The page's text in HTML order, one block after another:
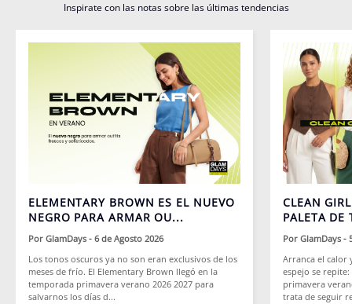
Inspirate con las notas sobre las últimas tendencias
ELEMENTARY BROWN ES EL NUEVO
NEGRO PARA ARMAR OU...
Por GlamDays - 6 de Agosto 2026
Los tonos oscuros ya no son eran exclusivos de los
meses de frío. El Elementary Brown llegó en la
temporada primavera verano 2026 2027 para
salvarnos los días d...
CLEAN
PALETA DE
Por GlamDays -
Arranca el calor
espejo se
primavera
trata de seguir